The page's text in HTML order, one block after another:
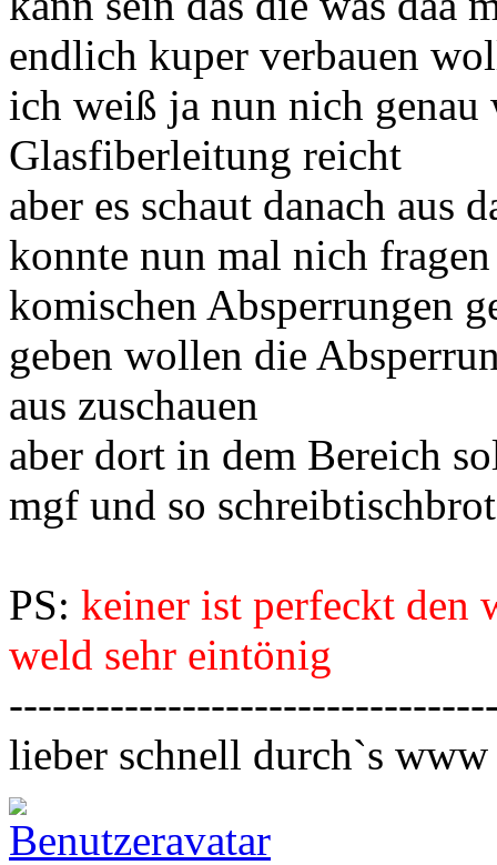
endlich kuper verbauen
ich weiß ja nun nich
Glasfiberleitung reicht
aber es schaut danach aus
konnte nun mal nich
komischen Absperrungen
geben wollen die
aus zuschauen
aber dort in dem Bereich
mgf und so schreibtischbrot
PS: keiner ist perfeckt den
weld sehr eintönig
lieber schnell durch`s www